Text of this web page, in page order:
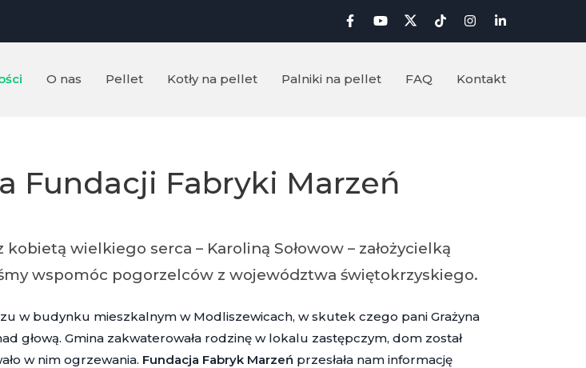
O nas Pellet Kotły na pellet Palniki na pellet FAQ Kontakt
Fundacji Fabryki Marzeń
wielkiego serca – Karoliną Sołowow – założycielką
wspomóc pogorzelców z województwa świętokrzyskiego.
w budynku mieszkalnym w Modliszewicach, w skutek czego pani Grażyna
głową. Gmina zakwaterowała rodzinę w lokalu zastępczym, dom został
w nim ogrzewania. Fundacja Fabryk Marzeńprzesłała nam informację